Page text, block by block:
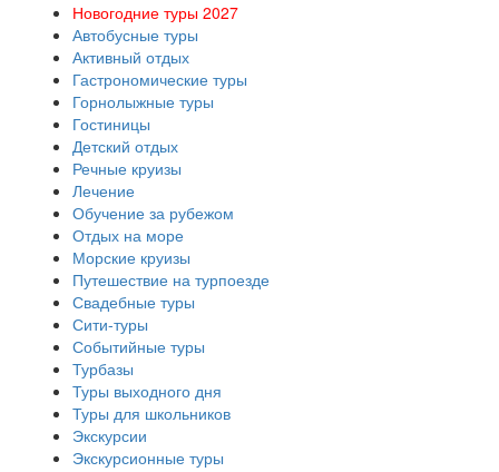
Новогодние туры 2027
Автобусные туры
Активный отдых
Гастрономические туры
Горнолыжные туры
Гостиницы
Детский отдых
Речные круизы
Лечение
Обучение за рубежом
Отдых на море
Морские круизы
Путешествие на турпоезде
Свадебные туры
Сити-туры
Событийные туры
Турбазы
Туры выходного дня
Туры для школьников
Экскурсии
Экскурсионные туры